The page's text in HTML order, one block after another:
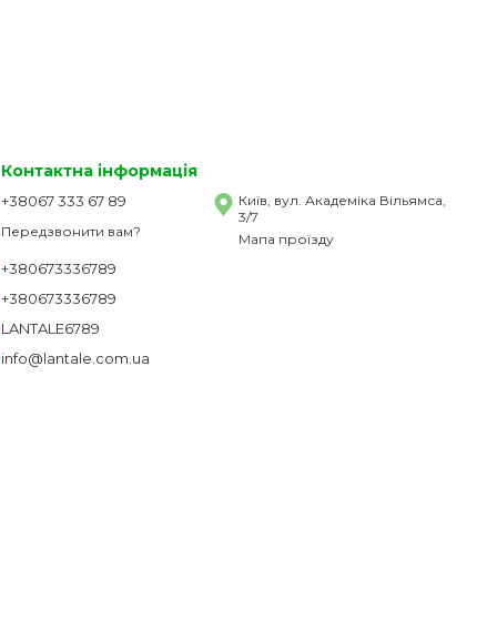
Контактна інформація
+38067 333 67 89
Передзвонити вам?
+380673336789
+380673336789
LANTALE6789
info@lantale.com.ua
Київ, вул. Академіка Вільямса,
3/7
Мапа проїзду